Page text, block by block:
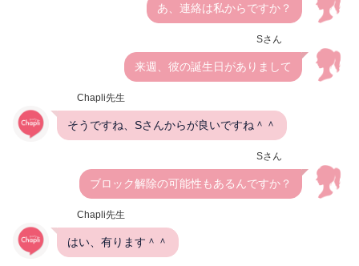
あ、連絡は私からですか？
Sさん
来週、彼の誕生日がありまして
Chapli先生
そうですね、Sさんからが良いですね＾＾
Sさん
ブロック解除の可能性もあるんですか？
Chapli先生
はい、有ります＾＾